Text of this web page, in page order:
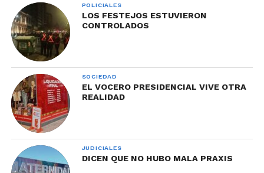
POLICIALES
LOS FESTEJOS ESTUVIERON
CONTROLADOS
SOCIEDAD
EL VOCERO PRESIDENCIAL VIVE OTRA
REALIDAD
JUDICIALES
DICEN QUE NO HUBO MALA PRAXIS